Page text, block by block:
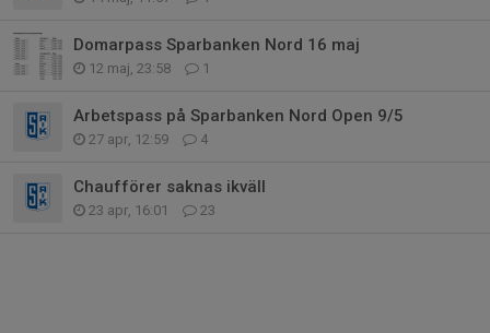
Domarpass Sparbanken Nord 16 maj
12 maj, 23:58 1
Arbetspass på Sparbanken Nord Open 9/5
27 apr, 12:59 4
Chaufförer saknas ikväll
23 apr, 16:01 23